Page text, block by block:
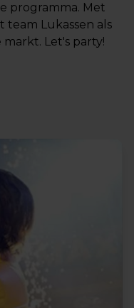
programma. Met
team Lukassen als
Let's party!